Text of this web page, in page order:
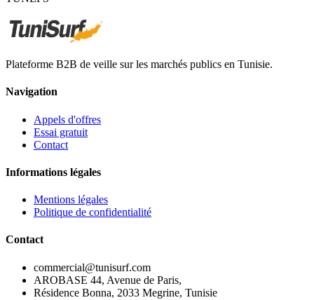
Plateforme B2B de veille sur les marchés publics en Tunisie.
Navigation
Appels d'offres
Essai gratuit
Contact
Informations légales
Mentions légales
Politique de confidentialité
Contact
commercial@tunisurf.com
AROBASE 44, Avenue de Paris,
Résidence Bonna, 2033 Megrine, Tunisie